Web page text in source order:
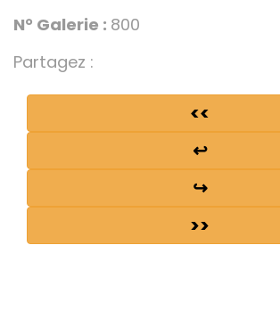
N° Galerie : 800
Partagez :
<<
↩
↪
>>